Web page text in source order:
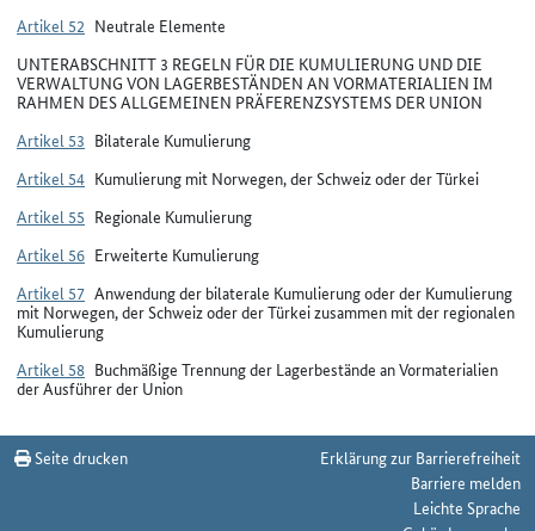
Artikel 52 Neutrale Elemente
UNTERABSCHNITT 3 REGELN FÜR DIE KUMULIERUNG UND DIE
VERWALTUNG VON LAGERBESTÄNDEN AN VORMATERIALIEN IM
RAHMEN DES ALLGEMEINEN PRÄFERENZSYSTEMS DER UNION
Artikel 53 Bilaterale Kumulierung
Artikel 54 Kumulierung mit Norwegen, der Schweiz oder der Türkei
Artikel 55 Regionale Kumulierung
Artikel 56 Erweiterte Kumulierung
Artikel 57 Anwendung der bilaterale Kumulierung oder der Kumulierung
mit Norwegen, der Schweiz oder der Türkei zusammen mit der regionalen
Kumulierung
Artikel 58 Buchmäßige Trennung der Lagerbestände an Vormaterialien
der Ausführer der Union
Seite drucken
Erklärung zur Barrierefreiheit
Barriere melden
Leichte Sprache